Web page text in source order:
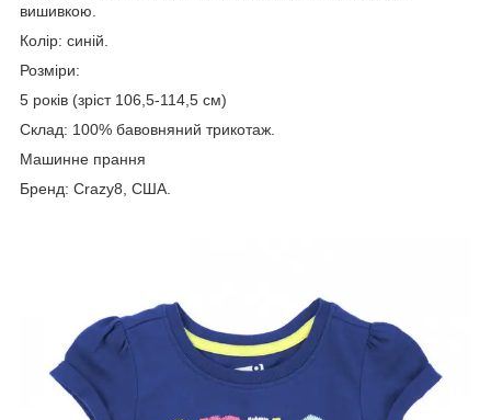
вишивкою.
Колір: синій.
Розміри:
5 років (зріст 106,5-114,5 см)
Склад: 100% бавовняний трикотаж.
Машинне прання
Бренд: Crazy8, США.